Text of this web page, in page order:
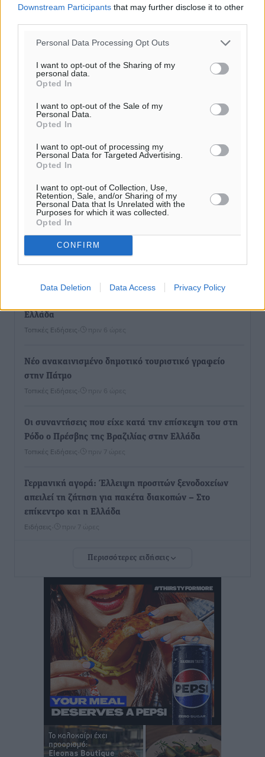
Downstream Participants that may further disclose it to other
Personal Data Processing Opt Outs
I want to opt-out of the Sharing of my
personal data.
Opted In
I want to opt-out of the Sale of my
Personal Data.
Opted In
I want to opt-out of processing my
Personal Data for Targeted Advertising.
Opted In
I want to opt-out of Collection, Use,
Retention, Sale, and/or Sharing of my
Personal Data that Is Unrelated with the
Purposes for which it was collected.
Opted In
CONFIRM
Data Deletion Data Access Privacy Policy
Η Meridiam ξεκλειδώνει τις έρευνες βυθού στη
Τοπικές Ειδήσεις• πριν 4 ώρες
Παρουσίαση βιβλίου του Α. Χατζημιχαήλ – Τιμητική
εκδήλωση για τους αυτοδιοικητικούς της Κω
Πολιτιστικά• πριν 6 ώρες
Εγκρίθηκε η ηλεκτρική διασύνδεση Ρόδου και Κω
Ελλάδα
Τοπικές Ειδήσεις πριν 6 ώρες
Νέο ανακαινισμένο δημοτικό τουριστικό γραφείο
στην Πάτμο
Τοπικές Ειδήσεις πριν 6 ώρες
Οι συναντήσεις που είχε κατά την επίσκεψη του στη
Ρόδο ο Πρέσβης της Βραζιλίας στην Ελλάδα
Τοπικές Ειδήσεις πριν 7 ώρες
Γερμανική αγορά: Έλλειψη προσιτών ξενοδοχείων
απειλεί τη ζήτηση για πακέτα διακοπών – Στο
επίκεντρο και η Ελλάδα
Ειδήσεις πριν 7 ώρες
Νέο ξενοδοχείο στη Ρόδο για την H Hotels –
στην Κω
Τοπικές Ειδήσεις πριν 8 ώρες
Αυτοκίνητο μπήκε παράνομα σε μονόδρομο στο
Μαστιχάρι – Αναποδογύρισε όχημα με μητέρα και
5χρονο παιδί
Τοπικές Ειδήσεις• πριν 8 ώρες
“Η Ευρώπη αντιμετώπιζε το προσφυγικό σαν ταινία
τρόμου” – Η συγκλονιστική μαρτυρία της Χαρούλας
Γιασιράνη στον RV για τα γεγονότα που οδήγησαν στο
Σύμφωνο της Λέρου
Περισσότερες ειδήσεις